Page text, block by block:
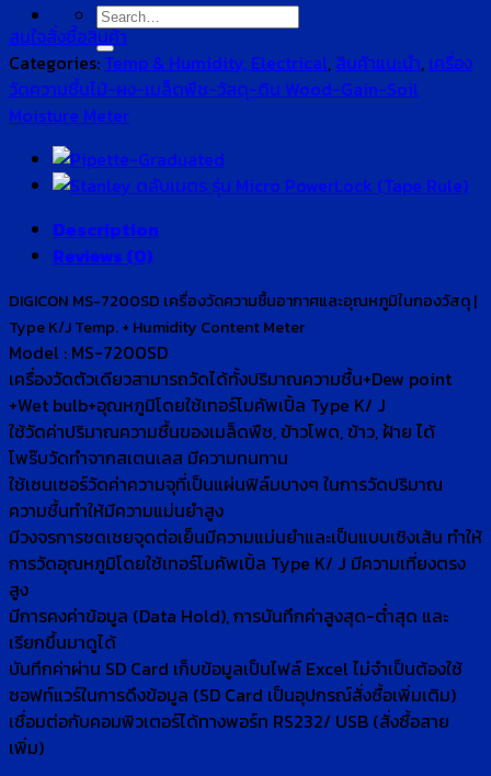
Search
for:
สนใจสั่งซื้อสินค้า
Categories: Temp & Humidity, Electrical, สินค้าแนะนำ, เครื่อง
วัดความชื้นไม้-ผง-เมล็ดพืช-วัสดุ-ดิน Wood-Gain-Soil
Moisture Meter
Description
Reviews (0)
DIGICON MS-7200SD เครื่องวัดความชื้นอากาศและอุณหภูมิในกองวัสดุ |
Type K/J Temp. + Humidity Content Meter
Model : MS-7200SD
เครื่องวัดตัวเดียวสามารถวัดได้ทั้งปริมาณความชื้น+Dew point
+Wet bulb+อุณหภูมิโดยใช้เทอร์โมคัพเปิ้ล Type K/ J
ใช้วัดค่าปริมาณความชื้นของเมล็ดพืช, ข้าวโพด, ข้าว, ฝ้าย ได้
โพร๊บวัดทำจากสเตนเลส มีความทนทาน
ใช้เซนเซอร์วัดค่าความจุที่เป็นแผ่นฟิล์มบางๆ ในการวัดปริมาณ
ความชื้นทำให้มีความแม่นยำสูง
มีวงจรการชดเชยจุดต่อเย็นมีความแม่นยำและเป็นแบบเชิงเส้น ทำให้
การวัดอุณหภูมิโดยใช้เทอร์โมคัพเปิ้ล Type K/ J มีความเที่ยงตรง
สูง
มีการคงค่าข้อมูล (Data Hold), การบันทึกค่าสูงสุด-ต่ำสุด และ
เรียกขึ้นมาดูได้
บันทึกค่าผ่าน SD Card เก็บข้อมูลเป็นไฟล์ Excel ไม่จำเป็นต้องใช้
ซอฟท์แวร์ในการดึงข้อมูล (SD Card เป็นอุปกรณ์สั่งซื้อเพิ่มเติม)
เชื่อมต่อกับคอมพิวเตอร์ได้ทางพอร์ท RS232/ USB (สั่งซื้อสาย
เพิ่ม)